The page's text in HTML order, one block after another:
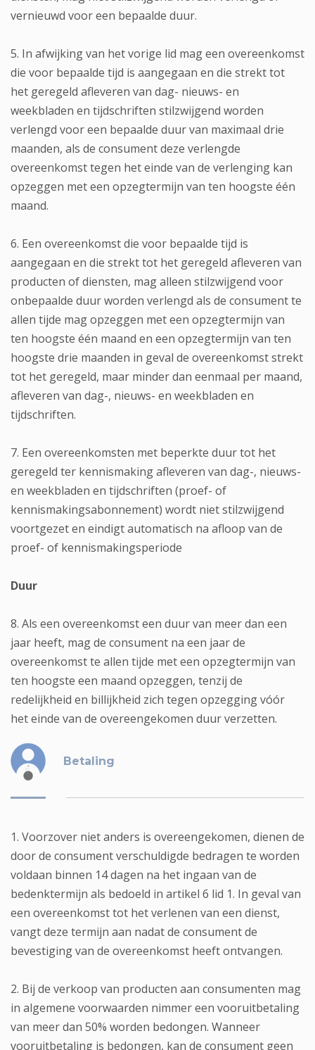
vernieuwd voor een bepaalde duur.
5. In afwijking van het vorige lid mag een overeenkomst
die voor bepaalde tijd is aangegaan en die strekt tot
het geregeld afleveren van dag- nieuws- en
weekbladen en tijdschriften stilzwijgend worden
verlengd voor een bepaalde duur van maximaal drie
maanden, als de consument deze verlengde
overeenkomst tegen het einde van de verlenging kan
opzeggen met een opzegtermijn van ten hoogste één
maand.
6. Een overeenkomst die voor bepaalde tijd is
aangegaan en die strekt tot het geregeld afleveren van
producten of diensten, mag alleen stilzwijgend voor
onbepaalde duur worden verlengd als de consument te
allen tijde mag opzeggen met een opzegtermijn van
ten hoogste één maand en een opzegtermijn van ten
hoogste drie maanden in geval de overeenkomst strekt
tot het geregeld, maar minder dan eenmaal per maand,
afleveren van dag-, nieuws- en weekbladen en
tijdschriften.
7. Een overeenkomsten met beperkte duur tot het
geregeld ter kennismaking afleveren van dag-, nieuws-
en weekbladen en tijdschriften (proef- of
kennismakingsabonnement) wordt niet stilzwijgend
voortgezet en eindigt automatisch na afloop van de
proef- of kennismakingsperiode
Duur
8. Als een overeenkomst een duur van meer dan een
jaar heeft, mag de consument na een jaar de
overeenkomst te allen tijde met een opzegtermijn van
ten hoogste een maand opzeggen, tenzij de
redelijkheid en billijkheid zich tegen opzegging vóór
het einde van de overeengekomen duur verzetten.
Betaling
1. Voorzover niet anders is overeengekomen, dienen de
door de consument verschuldigde bedragen te worden
voldaan binnen 14 dagen na het ingaan van de
bedenktermijn als bedoeld in artikel 6 lid 1. In geval van
een overeenkomst tot het verlenen van een dienst,
vangt deze termijn aan nadat de consument de
bevestiging van de overeenkomst heeft ontvangen.
2. Bij de verkoop van producten aan consumenten mag
in algemene voorwaarden nimmer een vooruitbetaling
van meer dan 50% worden bedongen. Wanneer
vooruitbetaling is bedongen, kan de consument geen